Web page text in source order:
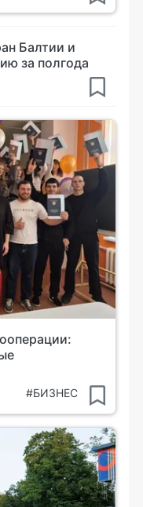
Балтии и
за полгода
#БИЗНЕС